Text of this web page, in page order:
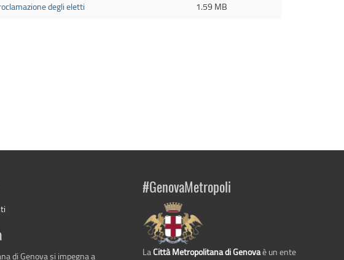
degli eletti
1.59 MB
di Genova si impegna a
#GenovaMetropoli
La Città Metropolitana di Genovaè un ente